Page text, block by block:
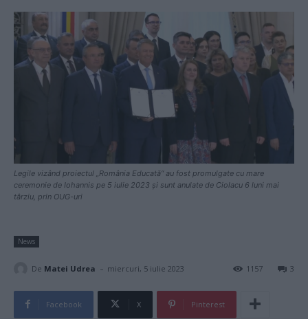
Legile vizând proiectul „România Educată“ au fost promulgate cu mare
ceremonie de Iohannis pe 5 iulie 2023 și sunt anulate de Ciolacu 6 luni mai
târziu, prin OUG-uri
News
De Matei Udrea - miercuri, 5 iulie 2023 3
1157
Facebook X Pinterest